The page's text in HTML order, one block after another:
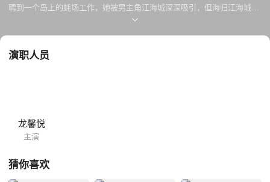
聘到一个岛上的蚝场工作，她被男主角江海城深深吸引，但海归江海城把
亚雯丢在岛上，自己却在女朋友父亲的科技公司工作，董亚雯进退两难。
亚雯的管理下，蚝场迅速扩大，但城市发展和蚝场互相冲突，蚝场面临搬
演职人员
龙馨悦
主演
猜你喜欢